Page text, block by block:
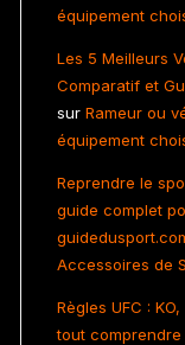
équipement
Les 5 Meilleurs
Comparatif et
sur Rameur ou
équipement
Reprendre le
guide complet
Accessoires de
Règles UFC :
tout comprendre